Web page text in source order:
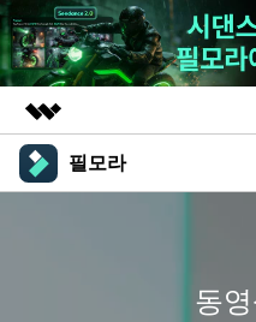
주요 제품필모라
동